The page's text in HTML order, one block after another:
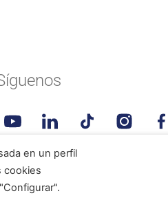
en un perfil
cookies